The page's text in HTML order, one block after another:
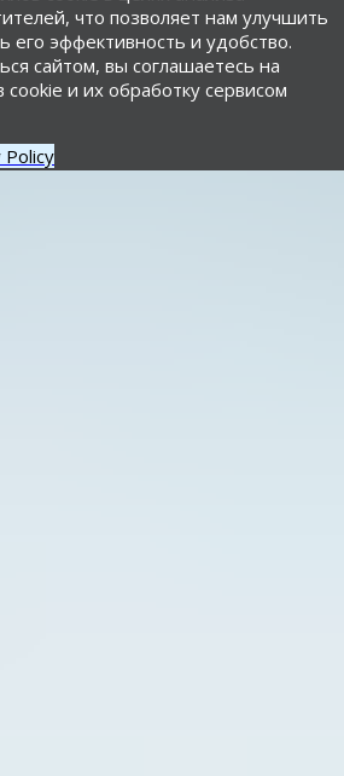
что позволяет нам улучшить
его эффективность и удобство.
сайтом, вы соглашаетесь на
и их обработку сервисом
Policy